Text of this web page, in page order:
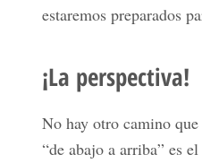
estaremos preparados
¡La perspectiva!
No hay otro camino
“de abajo a arriba” es